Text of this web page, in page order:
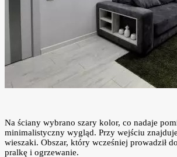
Na ściany wybrano szary kolor, co nadaje
minimalistyczny wygląd. Przy wejściu
wieszaki. Obszar, który wcześniej prowadził
pralkę i ogrzewanie.